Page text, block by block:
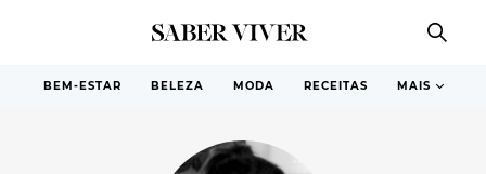
BEM-ESTAR BELEZA MODA RECEITAS MAIS